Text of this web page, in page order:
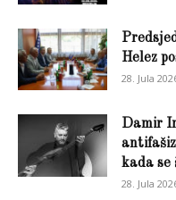
Helez
28. Jula
Damir
kada se
28. Jula